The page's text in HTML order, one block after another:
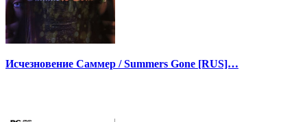
Исчезновение Саммер / Summers Gone [RUS]…